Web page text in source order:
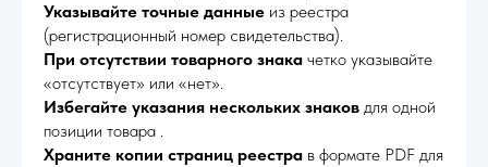
Указывайте точные данные из реестра
(регистрационный номер свидетельства).
При отсутствии товарного знака четко указывайте
«отсутствует» или «нет».
Избегайте указания нескольких знаков для одной
позиции товара .
Храните копии страниц реестра в формате PDF для